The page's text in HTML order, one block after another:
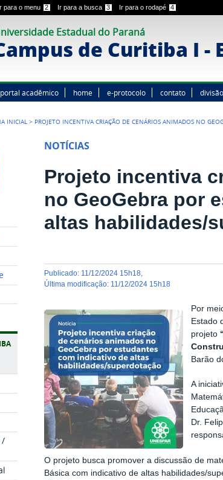
para o menu 2 Ir para a busca 3 Ir para o rodapé 4
Estadual do Paraná
de Curitiba I -
portal acadêmico home e-protocolo contato
INICIAL > PROJETO INCENTIVA CRIAÇÃO DE CENÁRIOS ANIMADOS NO
/
NOTÍCIAS
Projeto incentiva
no GeoGebra por
altas habilidades/
publicado: 11/12/2024 15h18
última modificação: 11/12/2024 15h18
Por
Estado
projeto
Barão
A
Dr.
O projeto busca promover a discussão de
Básica com indicativo de altas habilidades/